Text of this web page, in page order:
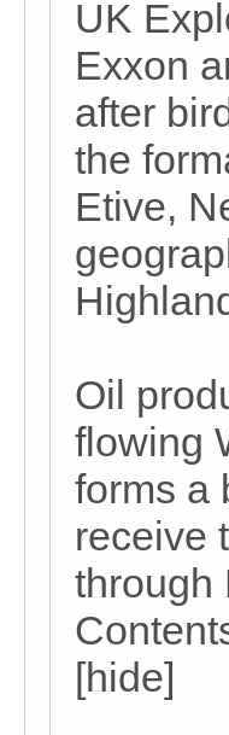
UK
Exxon
after
the
Etive,
Oil
flowing
forms a
receive
through
[hide]